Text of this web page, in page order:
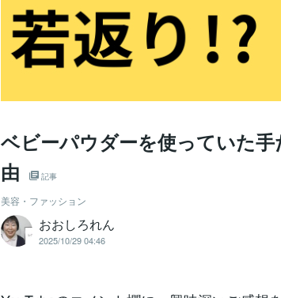
ベビーパウダーを使っていた
由
記事
美容・ファッション
おおしろれん
2025/10/29 04:46